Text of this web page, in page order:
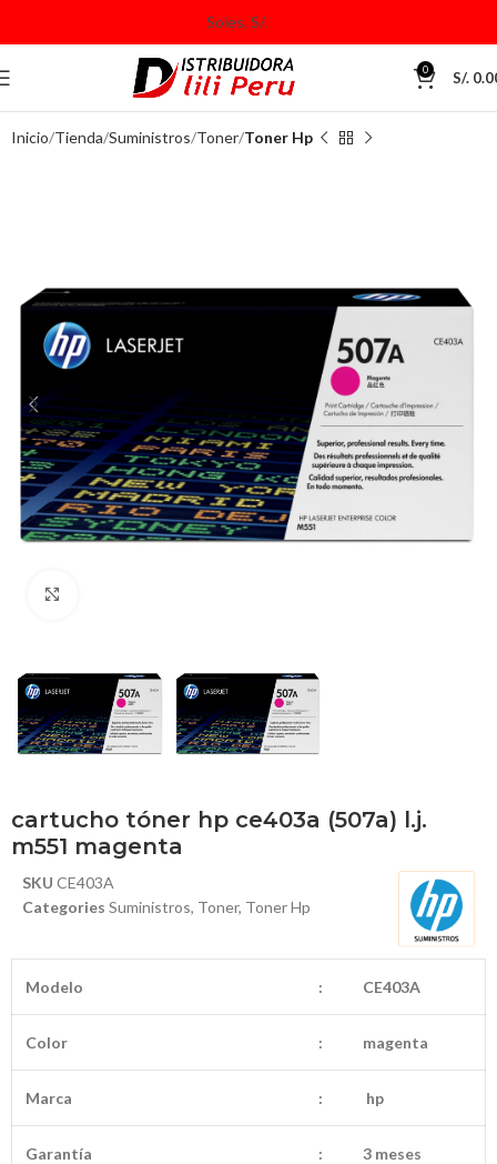
0 S/.
Inicio Tienda Suministros Toner Toner Hp
cartucho tóner hp ce403a (507a) l.j.
m551 magenta
SKU CE403A
Categories Suministros, Toner, Toner Hp
Modelo : CE403A
Color : magenta
Marca : hp
Garantía : 3 meses